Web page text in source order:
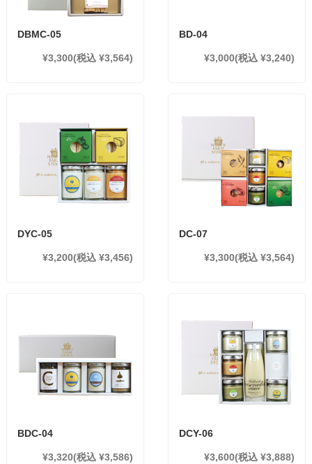
DBMC-05
¥3,300(税込 ¥3,564)
BD-04
¥3,000(税込 ¥3,240)
DYC-05
¥3,200(税込 ¥3,456)
DC-07
¥3,300(税込 ¥3,564)
BDC-04
¥3,320(税込 ¥3,586)
DCY-06
¥3,600(税込 ¥3,888)